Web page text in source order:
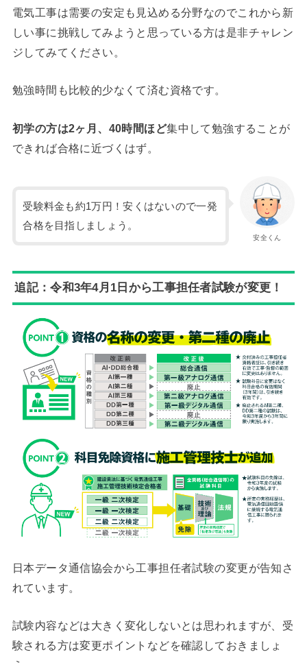
電気工事は需要の安定も見込める分野なのでこれから新
しい事に挑戦してみようと思っている方は是非チャレン
ジしてみてください。
勉強時間も比較的少なくて済む資格です。
初学の方は2ヶ月、40時間ほど集中して勉強することが
できれば合格に近づくはず。
安全くん
受験料金も約1万円！安くはないので一発
合格を目指しましょう。
追記：令和3年4月1日から工事担任者試験が変更！
日本データ通信協会から工事担任者試験の変更が告知さ
れています。
試験内容などは大きく変化しないとは思われますが、受
験される方は変更ポイントなどを確認しておきましょ